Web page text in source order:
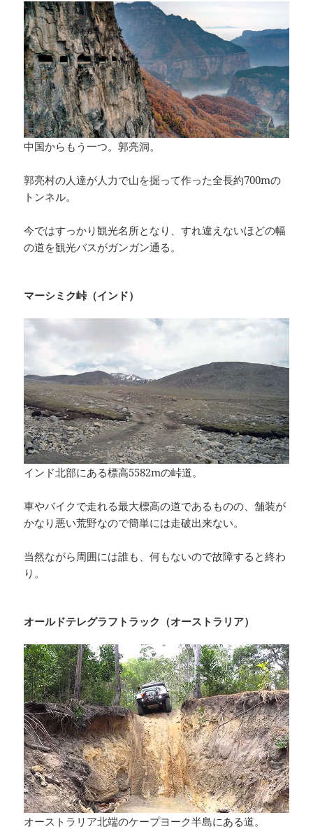
中国からもう一つ。郭亮洞。
郭亮村の人達が人力で山を掘って作った全長約700mの
トンネル。
今ではすっかり観光名所となり、すれ違えないほどの幅
の道を観光バスがガンガン通る。
マーシミク峠（インド）
インド北部にある標高5582mの峠道。
車やバイクで走れる最大標高の道であるものの、舗装が
かなり悪い荒野なので簡単には走破出来ない。
当然ながら周囲には誰も、何もないので故障すると終わ
り。
オールドテレグラフトラック（オーストラリア）
オーストラリア北端のケープヨーク半島にある道。